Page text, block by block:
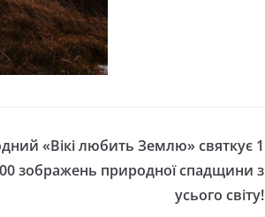
«Вікі любить Землю» святкує 1
зображень природної спадщини з
усього світу!